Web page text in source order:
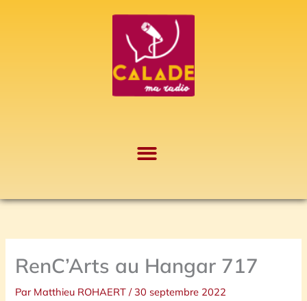
RenC’Arts au Hangar 717
Par Matthieu ROHAERT/ 30 septembre 2022